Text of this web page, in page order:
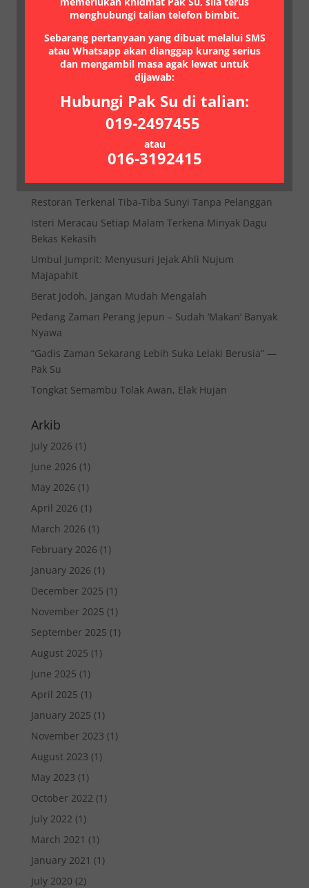
Menyediakan rawatan tradisional untuk segala
masalah perubatan, pengasih, pelaris, buang saka
dan lain-lain TEL: 019-2497455 atau 0163192415.
Batu Delima Miliki Pelbagai Khasiat Dan Kelebihan
Jinakkan Pasangan ‘Buas’
Minah Jonggo – Besi Kuning Dari Dunia Spiritual
Restoran Terkenal Tiba-Tiba Sunyi Tanpa Pelanggan
Isteri Meracau Setiap Malam Terkena Minyak Dagu
Bekas Kekasih
Umbul Jumprit: Menyusuri Jejak Ahli Nujum
Majapahit
Berat Jodoh, Jangan Mudah Mengalah
Pedang Zaman Perang Jepun – Sudah ‘Makan’ Banyak
Nyawa
“Gadis Zaman Sekarang Lebih Suka Lelaki Berusia” —
Pak Su
Tongkat Semambu Tolak Awan, Elak Hujan
Arkib
July 2026 (1)
June 2026 (1)
May 2026 (1)
April 2026 (1)
March 2026 (1)
February 2026 (1)
January 2026 (1)
December 2025 (1)
November 2025 (1)
September 2025 (1)
August 2025 (1)
June 2025 (1)
April 2025 (1)
January 2025 (1)
November 2023 (1)
August 2023 (1)
May 2023 (1)
October 2022 (1)
July 2022 (1)
March 2021 (1)
January 2021 (1)
July 2020 (2)
menghubungi talian telefon bimbit.
Sebarang pertanyaan yang dibuat melalui SMS
atau Whatsapp akan dianggap kurang serius
dan mengambil masa agak lewat untuk
dijawab:
Hubungi Pak Su di talian:
019-2497455
atau
016-3192415